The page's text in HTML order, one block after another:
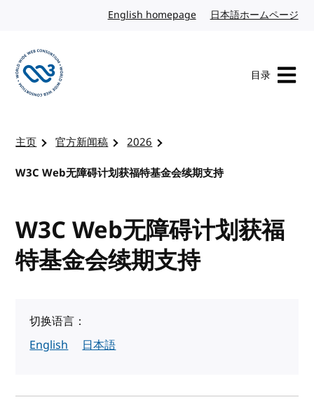
English homepage英文日本語ホームページ
目录
主页 官方新闻稿
2026
W3C Web无障碍计划获福特基金会续期支持
W3C Web无障碍计划获福
特基金会续期支持
切换语言：
English
日本語